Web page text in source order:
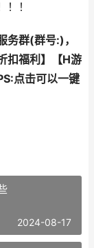
！
务群(群号:)，
扣福利 】【H游
点击可以一键
2024-08-17